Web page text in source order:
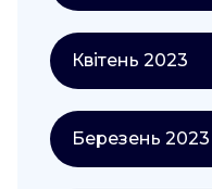
Квітень 2023
Березень 2023